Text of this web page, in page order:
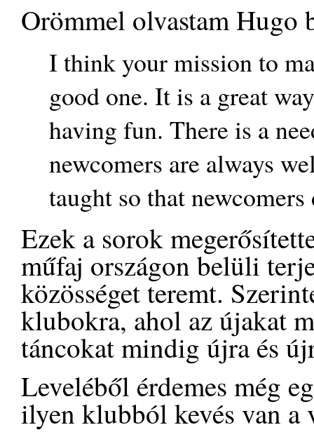
Orömmel olvastam Hugo
I think your mission to
good one. It is a great
having fun. There is a
newcomers are always
taught so that
Ezek a sorok
műfaj országon belüli
közösséget teremt.
klubokra, ahol az újakat
táncokat mindig újra és
Leveléből érdemes még
ilyen klubból kevés van a